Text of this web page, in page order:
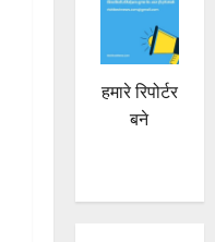
हमारे रिपोर्टर
बने